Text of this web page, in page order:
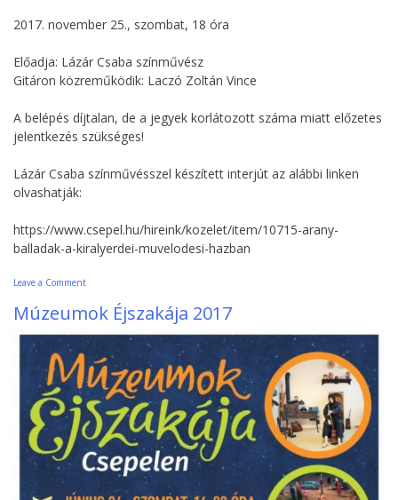
2017. november 25., szombat, 18 óra
Előadja: Lázár Csaba színművész
Gitáron közreműködik: Laczó Zoltán Vince
A belépés díjtalan, de a jegyek korlátozott száma miatt előzetes
jelentkezés szükséges!
Lázár Csaba színművésszel készített interjút az alábbi linken
olvashatják:
https://www.csepel.hu/hireink/kozelet/item/10715-arany-
balladak-a-kiralyerdei-muvelodesi-hazban
Leave a Commenton
Jézusa
kezében
kész
kegyelem…
Múzeumok Éjszakája 2017